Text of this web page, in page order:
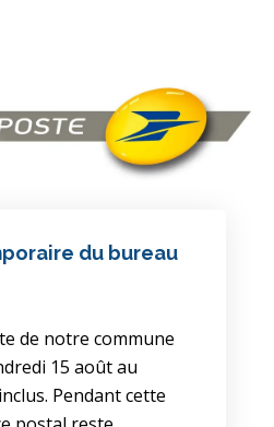
du bureau
de notre commune
15 août au
Pendant cette